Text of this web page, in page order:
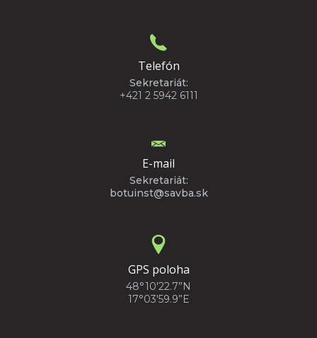
Telefón
Sekretariát:
+421 2 5942 6111
E-mail
Sekretariát:
botuinst@savba.sk
GPS poloha
48°10'22.7”N
17°03'59.9”E